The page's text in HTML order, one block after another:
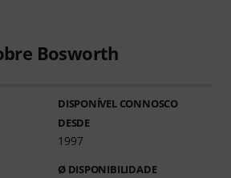
Bosworth
DISPONÍVEL CONNOSCO
DESDE
1997
Ø DISPONIBILIDADE